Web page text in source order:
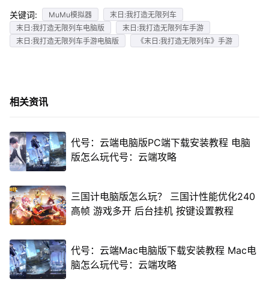
关键词: MuMu模拟器
末日:我打造无限列车
末日:我打造无限列车电脑版
末日:我打造无限列车手游
末日:我打造无限列车手游电脑版
《末日:我打造无限列车》手游
相关资讯
代号：云端电脑版PC端下载安装教程 电脑
版怎么玩代号：云端攻略
三国计电脑版怎么玩？ 三国计性能优化240
高帧 游戏多开 后台挂机 按键设置教程
代号：云端Mac电脑版下载安装教程 Mac电
脑怎么玩代号：云端攻略